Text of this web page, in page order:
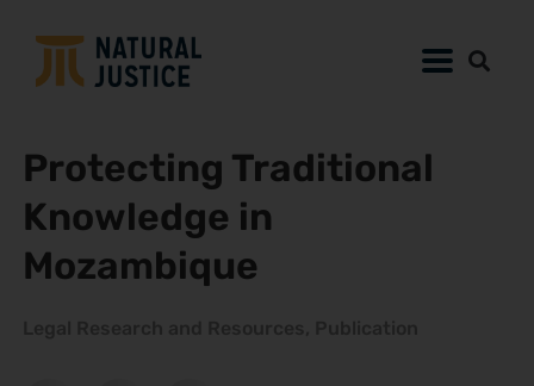
Protecting Traditional
Knowledge in
Mozambique